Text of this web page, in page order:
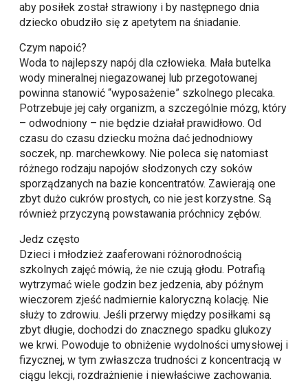
aby posiłek został strawiony i by następnego dnia
dziecko obudziło się z apetytem na śniadanie.
Czym napoić?
Woda to najlepszy napój dla człowieka. Mała butelka
wody mineralnej niegazowanej lub przegotowanej
powinna stanowić “wyposażenie” szkolnego plecaka.
Potrzebuje jej cały organizm, a szczególnie mózg, który
– odwodniony – nie będzie działał prawidłowo. Od
czasu do czasu dziecku można dać jednodniowy
soczek, np. marchewkowy. Nie poleca się natomiast
różnego rodzaju napojów słodzonych czy soków
sporządzanych na bazie koncentratów. Zawierają one
zbyt dużo cukrów prostych, co nie jest korzystne. Są
również przyczyną powstawania próchnicy zębów.
Jedz często
Dzieci i młodzież zaaferowani różnorodnością
szkolnych zajęć mówią, że nie czują głodu. Potrafią
wytrzymać wiele godzin bez jedzenia, aby późnym
wieczorem zjeść nadmiernie kaloryczną kolację. Nie
służy to zdrowiu. Jeśli przerwy między posiłkami są
zbyt długie, dochodzi do znacznego spadku glukozy
we krwi. Powoduje to obniżenie wydolności umysłowej i
fizycznej, w tym zwłaszcza trudności z koncentracją w
ciągu lekcji, rozdrażnienie i niewłaściwe zachowania.